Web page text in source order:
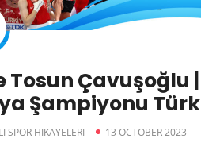
Tosun Çavuşoğlu |
Şampiyonu Türk
SPOR HIKAYELERI 13 OCTOBER 2023